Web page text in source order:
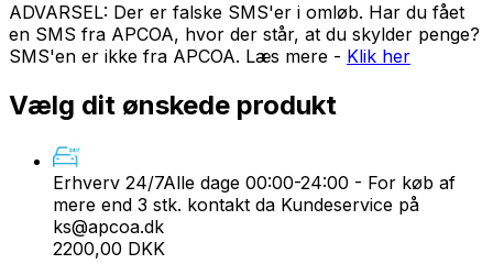
ADVARSEL: Der er falske SMS'er i omløb. Har du fået
en SMS fra APCOA, hvor der står, at du skylder penge?
SMS'en er ikke fra APCOA. Læs mere - Klik her
Vælg dit ønskede produkt
Erhverv 24/7Alle dage 00:00-24:00 - For køb af
mere end 3 stk. kontakt da Kundeservice på
ks@apcoa.dk
2200,00 DKK